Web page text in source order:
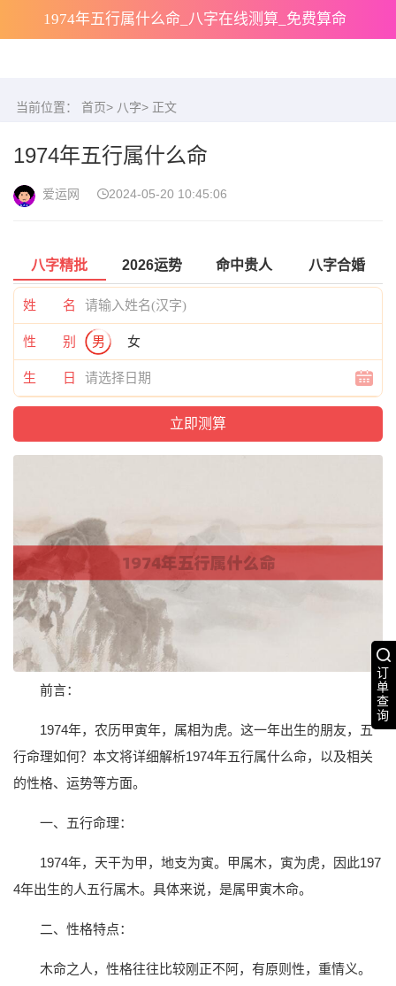
1974年五行属什么命_八字在线测算_免费算命
订
单
查
询
当前位置： 首页> 八字> 正文
1974年五行属什么命
爱运网 2024-05-20 10:45:06
八字精批 2026运势 命中贵人 八字合婚
姓 名
性 别 男 女
生 日
前言：
1974年，农历甲寅年，属相为虎。这一年出生的朋友，五
行命理如何？本文将详细解析1974年五行属什么命，以及相关
的性格、运势等方面。
一、五行命理：
1974年，天干为甲，地支为寅。甲属木，寅为虎，因此197
4年出生的人五行属木。具体来说，是属甲寅木命。
二、性格特点：
木命之人，性格往往比较刚正不阿，有原则性，重情义。